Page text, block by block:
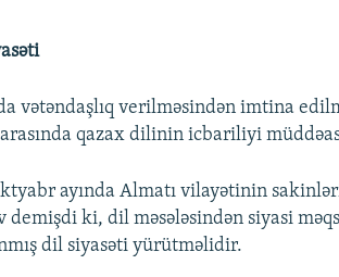
720p 1080p
vətəndaşlıq verilməsindən imtina
qazax dilinin icbariliyi
ayında Almatı vilayətinin
demişdi ki, dil məsələsindən siyasi
dil siyasəti yürütməlidir.